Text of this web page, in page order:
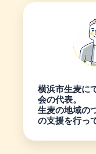
横浜市生麦に
会の代表。
生麦の地域の
の支援を行っ